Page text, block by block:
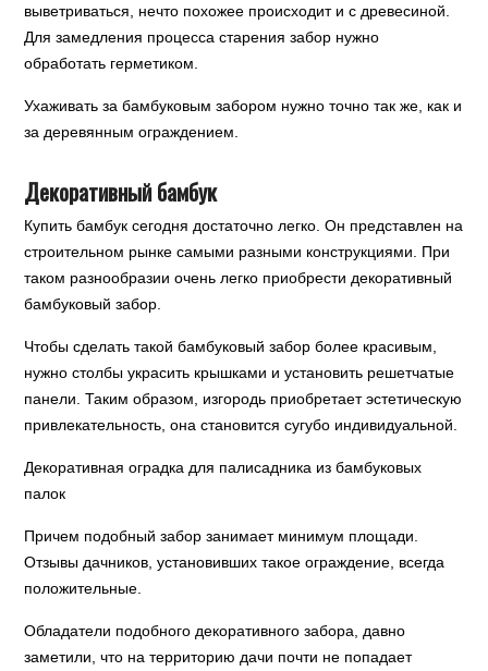
выветриваться, нечто похожее происходит и с древесиной.
Для замедления процесса старения забор нужно
обработать герметиком.
Ухаживать за бамбуковым забором нужно точно так же, как и
за деревянным ограждением.
Декоративный бамбук
Купить бамбук сегодня достаточно легко. Он представлен на
строительном рынке самыми разными конструкциями. При
таком разнообразии очень легко приобрести декоративный
бамбуковый забор.
Чтобы сделать такой бамбуковый забор более красивым,
нужно столбы украсить крышками и установить решетчатые
панели. Таким образом, изгородь приобретает эстетическую
привлекательность, она становится сугубо индивидуальной.
Декоративная оградка для палисадника из бамбуковых
палок
Причем подобный забор занимает минимум площади.
Отзывы дачников, установивших такое ограждение, всегда
положительные.
Обладатели подобного декоративного забора, давно
заметили, что на территорию дачи почти не попадает